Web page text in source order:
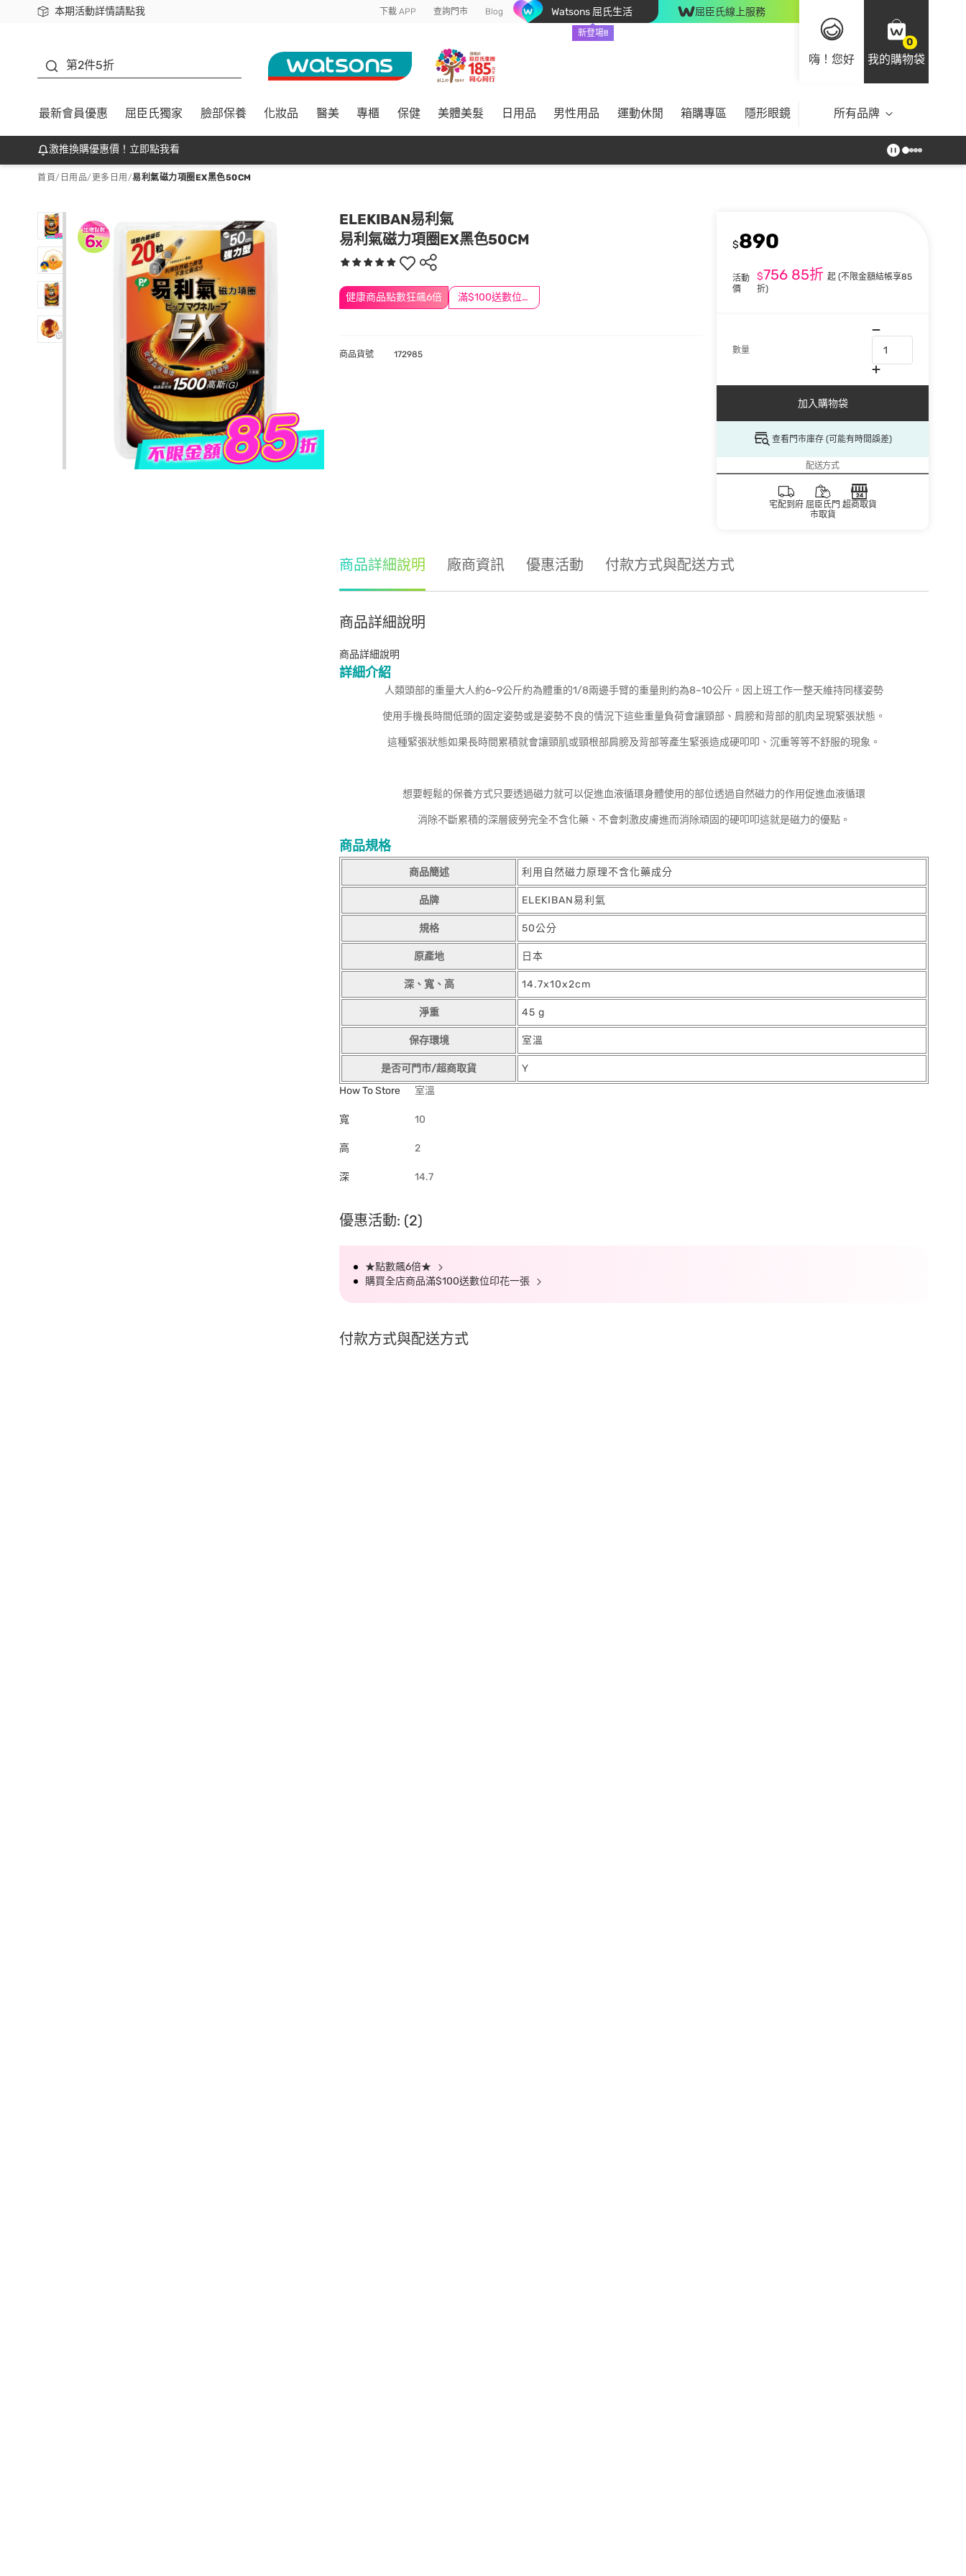
本期活動詳情請點我
下載app最高回饋$350 下載 APP 查詢門市 Blog Watsons 屈氏生活
新登場!!
屈臣氏線上服務
嗨！您好
0
我的購物袋
第2件5折
最新會員優惠 屈臣氏獨家 臉部保養 化妝品 醫美 專櫃 保健 美體美髮 日用品 男性用品 運動休閒 箱購專區 隱形眼鏡 所有品牌
激推換購優惠價！立即點我看
首頁/ 日用品/ 更多日用 /易利氣磁力項圈EX黑色50CM
ELEKIBAN易利氣
易利氣磁力項圈EX黑色50CM
健康商品點數狂飆6倍 滿$100送數位印花
$890
活動
價
$75685折 起 (不限金額結帳享85
折)
數量
加入購物袋
查看門市庫存 (可能有時間誤差)
配送方式
宅配到府 屈臣氏門
市取貨
超商取貨
商品貨號 172985
商品詳細說明 廠商資訊 優惠活動 付款方式與配送方式
商品詳細說明
商品詳細說明
詳細介紹
人類頭部的重量大人約6~9公斤約為體重的1/8兩邊手臂的重量則約為8~10公斤。因上班工作一整天維持同樣姿勢
使用手機長時間低頭的固定姿勢或是姿勢不良的情況下這些重量負荷會讓頸部、肩膀和背部的肌肉呈現緊張狀態。
這種緊張狀態如果長時間累積就會讓頸肌或頸根部肩膀及背部等產生緊張造成硬叩叩、沉重等等不舒服的現象。
想要輕鬆的保養方式只要透過磁力就可以促進血液循環身體使用的部位透過自然磁力的作用促進血液循環
消除不斷累積的深層疲勞完全不含化藥、不會刺激皮膚進而消除頑固的硬叩叩這就是磁力的優點。
商品規格
商品簡述 利用自然磁力原理不含化藥成分
品牌 ELEKIBAN易利氣
規格 50公分
原產地 日本
深、寬、高 14.7x10x2cm
淨重 45 g
保存環境 室溫
是否可門市/超商取貨
Y
How To Store
室溫
寬 10
高 2
深 14.7
優惠活動: (2)
★點數飆6倍★
購買全店商品滿$100送數位印花一張
付款方式與配送方式